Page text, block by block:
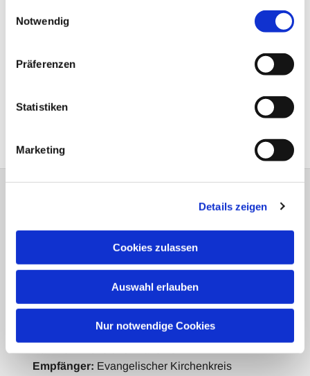
Notwendig
Präferenzen
Statistiken
Marketing
Details zeigen
Cookies zulassen
Auswahl erlauben
Nur notwendige Cookies
Tel.: 05206 / 92 78 034
bi-kg-versoehnung@kirche-bielefeld.de
Spenden für die Gemeindearbeit:
Empfänger: Evangelischer Kirchenkreis